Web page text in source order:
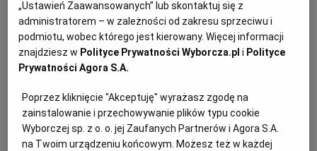
Czy powinniśmy określić zakres robót i wskazać do
jakiej wysokości można ich obecnie udzielać (np. w
formie % lub konkretnej kwoty)?
Znajdź przetarg:Oferty przetargów z całego kraju
Odpowiedź:
„Ustawień Zaawansowanych” lub skontaktuj się z
administratorem – w zależności od zakresu sprzeciwu i
podmiotu, wobec którego jest kierowany. Więcej informacji
znajdziesz w Polityce Prywatności Wyborcza.pl i Polityce
Prywatności Agora S.A.
Poprzez kliknięcie "Akceptuję" wyrażasz zgodę na
zainstalowanie i przechowywanie plików typu cookie
Wyborczej sp. z o. o. jej Zaufanych Partnerów i Agora S.A.
na Twoim urządzeniu końcowym. Możesz też w każdej